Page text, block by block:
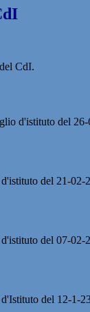
CdI.
d'istituto del 26-
del 21-02-
del 07-02-
del 12-1-